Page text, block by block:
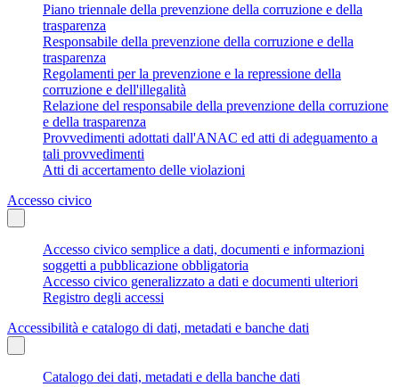
Piano triennale della prevenzione della corruzione e della
trasparenza
Responsabile della prevenzione della corruzione e della
trasparenza
Regolamenti per la prevenzione e la repressione della
corruzione e dell'illegalità
Relazione del responsabile della prevenzione della corruzione
e della trasparenza
Provvedimenti adottati dall'ANAC ed atti di adeguamento a
tali provvedimenti
Atti di accertamento delle violazioni
Accesso civico
Accesso civico semplice a dati, documenti e informazioni
soggetti a pubblicazione obbligatoria
Accesso civico generalizzato a dati e documenti ulteriori
Registro degli accessi
Accessibilità e catalogo di dati, metadati e banche dati
Catalogo dei dati, metadati e della banche dati